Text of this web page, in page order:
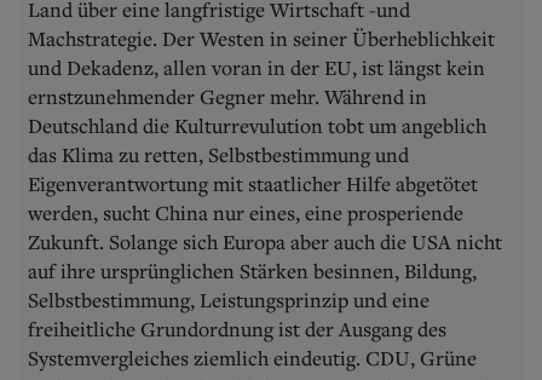
Land über eine langfristige Wirtschaft -und
Machstrategie. Der Westen in seiner Überheblichkeit
und Dekadenz, allen voran in der EU, ist längst kein
ernstzunehmender Gegner mehr. Während in
Deutschland die Kulturrevulution tobt um angeblich
das Klima zu retten, Selbstbestimmung und
Eigenverantwortung mit staatlicher Hilfe abgetötet
werden, sucht China nur eines, eine prosperiende
Zukunft. Solange sich Europa aber auch die USA nicht
auf ihre ursprünglichen Stärken besinnen, Bildung,
Selbstbestimmung, Leistungsprinzip und eine
freiheitliche Grundordnung ist der Ausgang des
Systemvergleiches ziemlich eindeutig. CDU, Grüne